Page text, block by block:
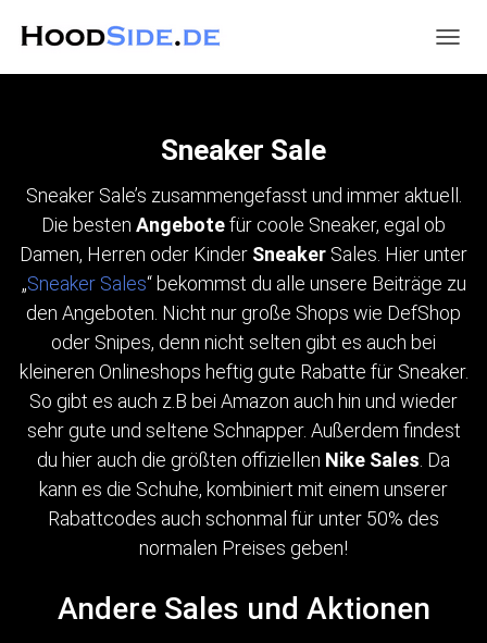
Sneaker Sale
Sneaker Sale’s zusammengefasst und immer aktuell.
Die besten Angebotefür coole Sneaker, egal ob
Damen, Herren oder Kinder Sneaker Sales. Hier unter
„Sneaker Sales“ bekommst du alle unsere Beiträge zu
den Angeboten. Nicht nur große Shops wie DefShop
oder Snipes, denn nicht selten gibt es auch bei
kleineren Onlineshops heftig gute Rabatte für Sneaker.
So gibt es auch z.B bei Amazon auch hin und wieder
sehr gute und seltene Schnapper. Außerdem findest
du hier auch die größten offiziellen Nike Sales . Da
kann es die Schuhe, kombiniert mit einem unserer
Rabattcodes auch schonmal für unter 50% des
normalen Preises geben!
Andere Sales und Aktionen